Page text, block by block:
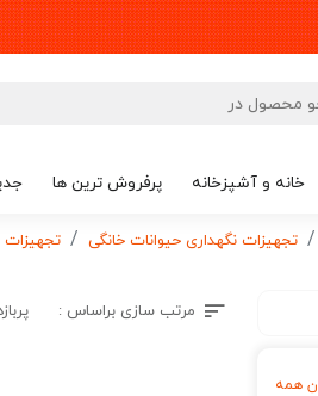
خانه و آشپزخانه پرفروش ترین ها
تجهیزات نگهداری حیوانات خانگی
همه
مرتب سازی براساس :